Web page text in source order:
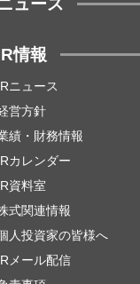
ュース
情報
ニュース
営方針
績・財務情報
カレンダー
資料室
式関連情報
人投資家の皆様へ
メール配信